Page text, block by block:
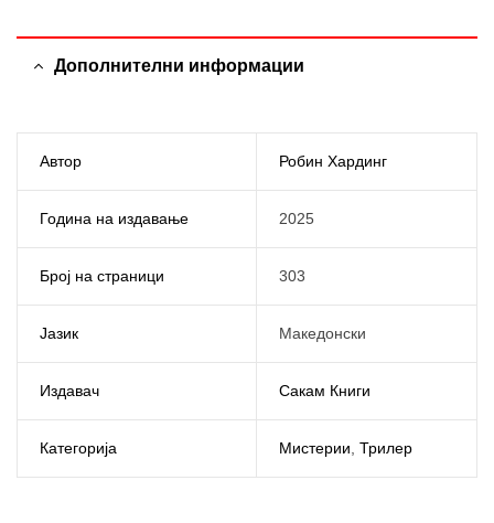
Дополнителни информации
Автор Робин Хардинг
Година на издавање 2025
Број на страници 303
Јазик Македонски
Издавач Сакам Книги
Категорија Мистерии, Трилер